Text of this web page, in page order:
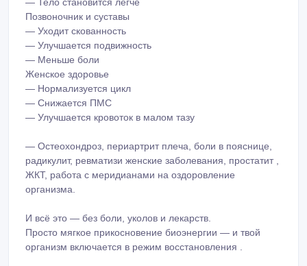
— Тело становится легче
Позвоночник и суставы
— Уходит скованность
— Улучшается подвижность
— Меньше боли
Женское здоровье
— Нормализуется цикл
— Снижается ПМС
— Улучшается кровоток в малом тазу
— Остеохондроз, периартрит плеча, боли в пояснице,
радикулит, ревматизи женские заболевания, простатит ,
ЖКТ, работа с меридианами на оздоровление
организма.
И всё это — без боли, уколов и лекарств.
Просто мягкое прикосновение биоэнергии — и твой
организм включается в режим восстановления .